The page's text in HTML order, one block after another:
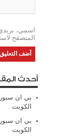
اسمي، بريدي
المتصفح
أحدث
الكويت
الكويت